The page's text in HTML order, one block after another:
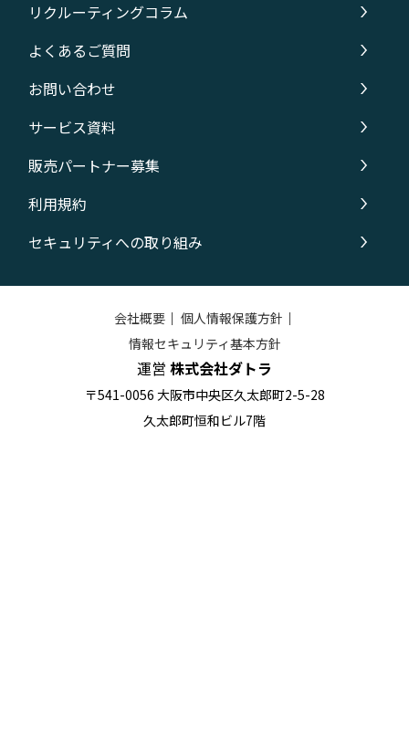
リクルーティングコラム
よくあるご質問
お問い合わせ
サービス資料
販売パートナー募集
利用規約
セキュリティへの取り組み
会社概要｜ 個人情報保護方針 ｜
情報セキュリティ基本方針
運営 株式会社ダトラ
〒541-0056 大阪市中央区久太郎町2-5-28
久太郎町恒和ビル7階